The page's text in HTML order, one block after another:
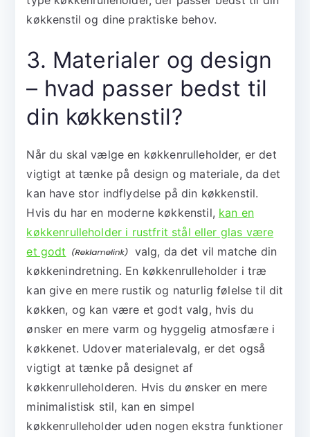
køkkenstil og dine praktiske behov.
3. Materialer og design
– hvad passer bedst til
din køkkenstil?
Når du skal vælge en køkkenrulleholder, er det
vigtigt at tænke på design og materiale, da det
kan have stor indflydelse på din køkkenstil.
Hvis du har en moderne køkkenstil, kan en
køkkenrulleholder i rustfrit stål eller glas være
et godt
valg, da det vil matche din
køkkenindretning. En køkkenrulleholder i træ
kan give en mere rustik og naturlig følelse til dit
køkken, og kan være et godt valg, hvis du
ønsker en mere varm og hyggelig atmosfære i
køkkenet. Udover materialevalg, er det også
vigtigt at tænke på designet af
køkkenrulleholderen. Hvis du ønsker en mere
minimalistisk stil, kan en simpel
køkkenrulleholder uden nogen ekstra funktioner